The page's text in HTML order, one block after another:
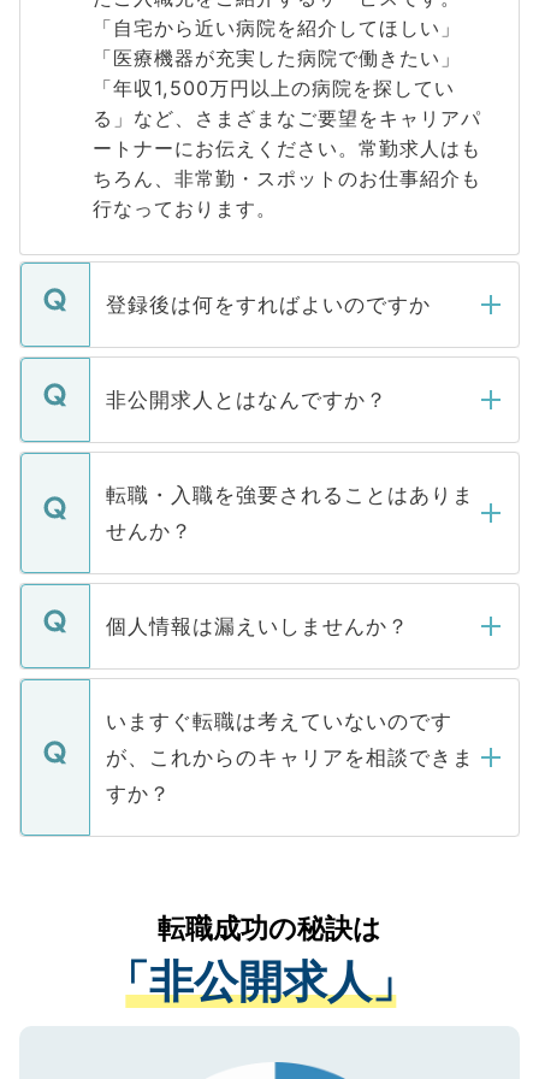
「自宅から近い病院を紹介してほしい」
「医療機器が充実した病院で働きたい」
「年収1,500万円以上の病院を探してい
る」など、さまざまなご要望をキャリアパ
ートナーにお伝えください。常勤求人はも
ちろん、非常勤・スポットのお仕事紹介も
行なっております。
登録後は何をすればよいのですか
ご登録いただきましたら、弊社担当者がご
登録内容を確認し、その後メールもしくは
ます。通常、5営業日以内にはご連絡をせて
いただきますので、しばらくお待ちくださ
非公開求人とはなんですか？
マイナビDOCTORで取り扱っている求人の
うち約3割は、Webサイトからご覧いただ
けない「非公開求人」です。非公開求人は
下記の理由によって、一般には公開してい
ません。
■応募殺到を避けるため 人気のある医療機
関を公にしてしまうと、応募が殺到する場
に、医療機関が求める条件に合った人材の
みを人材紹介会社に依頼するケースが増え
ています。
転職・入職を強要されることはありま
せんか？
転職・入職を強要することは一切ありませ
ん。また、仮に応募先から内定をいただい
定を承諾する必要はありません。内定先へ
の辞退の連絡はキャリアパートナーが行い
個人情報は漏えいしませんか？
個人情報が漏えいすることはありませんの
で、ご安心ください。当サイトからの登録
などで収集したご登録者様の個人情報は、
ご本人のキャリアアップおよび転職活動の
支援を目的に使用いたします。お預かりし
ているすべての個人データはご本人の許可
は、個人情報の取り扱いについての厳密な
管理基準を満たした事業者のみに付与され
る、プライバシーマークを取得済みです。
いますぐ転職は考えていないのです
が、これからのキャリアを相談できま
すか？
かがいして、現在の医療機関の状況や紹介
経験をまじえながら、適切なアドバイスを
させていただきます。すぐにご転職をされ
ない方には、長期的なサポートが可能です
ので、まずはご登録ください。
転職成功の秘訣は
「非公開求人」